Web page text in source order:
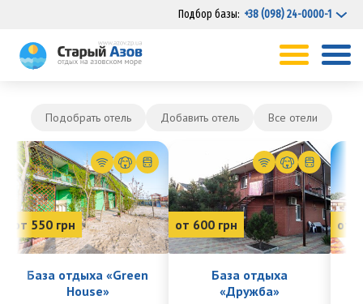
Подбор базы: +38 (098) 24-0000-1
Подобрать отель Добавить отель Все отели
от 550 грн
База отдыха «Green
House»
от 600 грн
База отдыха
«Дружба»
от